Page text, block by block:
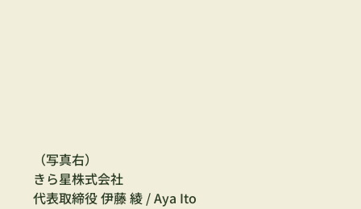
（写真右）
きら星株式会社
代表取締役 伊藤 綾 / Aya Ito